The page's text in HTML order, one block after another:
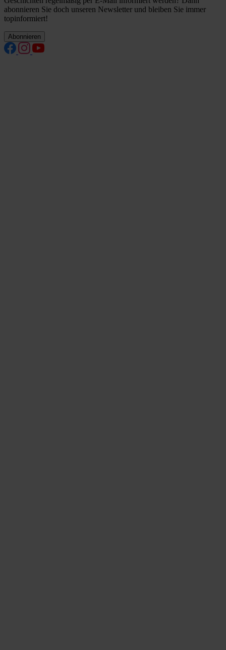
abonnieren Sie doch unseren Newsletter und bleiben Sie immer
topinformiert!
Abonnieren